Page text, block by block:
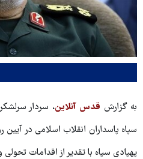
به گزارش قدس آنلاین، سردار
سپاه پاسداران انقلاب اسلامی در
پهپادی سپاه با تقدیر از اقدامات تحولی